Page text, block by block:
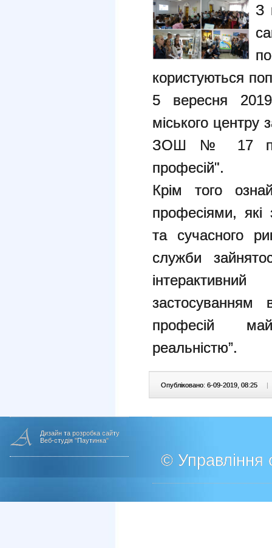
З
користуються
5 вересня 2019
міського центру
ЗОШ № 17
професій".
Крім того
професіями,
та сучасного
служби
застосуванням
професій
реальністю”.
Опубліковано: 6-09-2019, 08:25 |
Дизайн та розробка сайту
Веб-студія "Паутинка"
© Управління